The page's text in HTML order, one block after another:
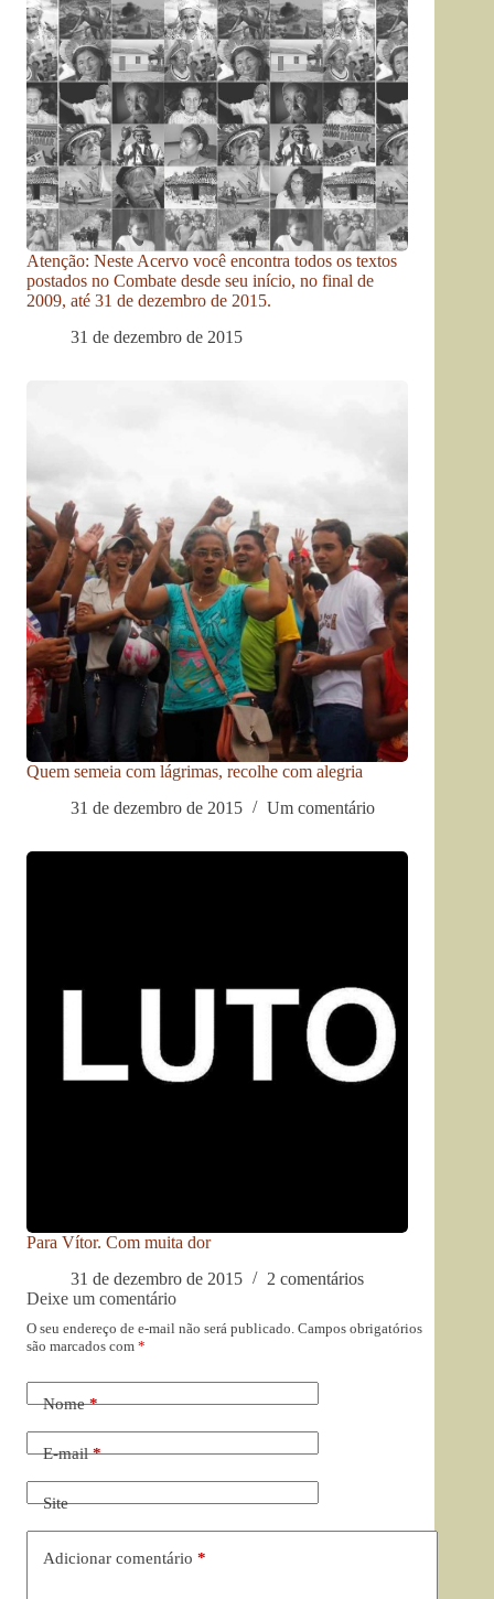
Atenção: Neste Acervo você encontra todos os textos
postados no Combate desde seu início, no final de
2009, até 31 de dezembro de 2015.
31 de dezembro de 2015
Quem semeia com lágrimas, recolhe com alegria
31 de dezembro de 2015
Um comentário
Para Vítor. Com muita dor
31 de dezembro de 2015
2 comentários
Deixe um comentário
O seu endereço de e-mail não será publicado. Campos obrigatórios
são marcados com *
Nome*
E-mail*
Site
Adicionar comentário *